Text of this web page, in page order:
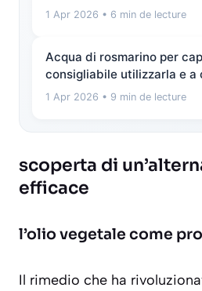
1 Apr 2026 • 6 min de lecture
Acqua di rosmarino per
consigliabile utilizzarla e a
1 Apr 2026 • 9 min de lecture
scoperta di
efficace
l’olio vegetale come
Il rimedio che ha